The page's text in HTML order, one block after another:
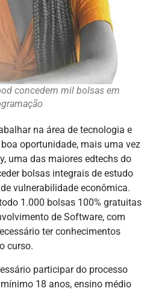
concedem mil bolsas em
na área de tecnologia e
oportunidade, mais uma vez
uma das maiores edtechs do
​​​bolsas integrais de estudo
vulnerabilidade econômica.
1.000 bolsas 100% gratuitas
de Software, com
ter conhecimentos
curso.
participar do processo
18 anos, ensino médio